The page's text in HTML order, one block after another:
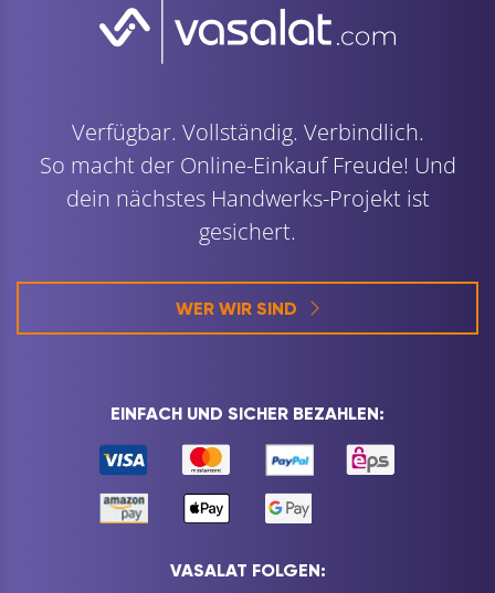
Verfügbar. Vollständig. Verbindlich.
So macht der Online-Einkauf Freude! Und
dein nächstes Handwerks-Projekt ist
gesichert.
WER WIR SIND
EINFACH UND SICHER BEZAHLEN:
VASALAT FOLGEN: